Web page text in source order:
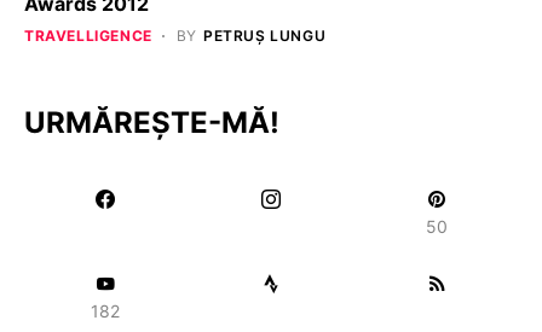
TRAVELLIGENCE BY PETRUȘ LUNGU
URMĂREȘTE-MĂ!
50
182